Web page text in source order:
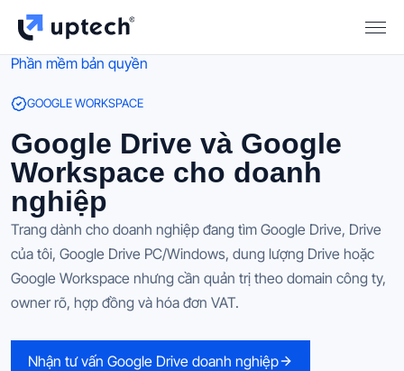
Phần mềm bản quyền
GOOGLE WORKSPACE
Google Drive và Google
Workspace cho doanh
nghiệp
Trang dành cho doanh nghiệp đang tìm Google Drive, Drive
của tôi, Google Drive PC/Windows, dung lượng Drive hoặc
Google Workspace nhưng cần quản trị theo domain công ty,
owner rõ, hợp đồng và hóa đơn VAT.
Nhận tư vấn Google Drive doanh nghiệp